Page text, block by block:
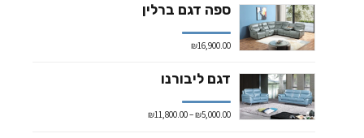
ספה דגם ברלין
₪16,900.00
דגם ליבורנו
₪5,000.00
–
₪11,800.00